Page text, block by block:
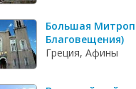
Большая
Благовещения)
Греция, Афины